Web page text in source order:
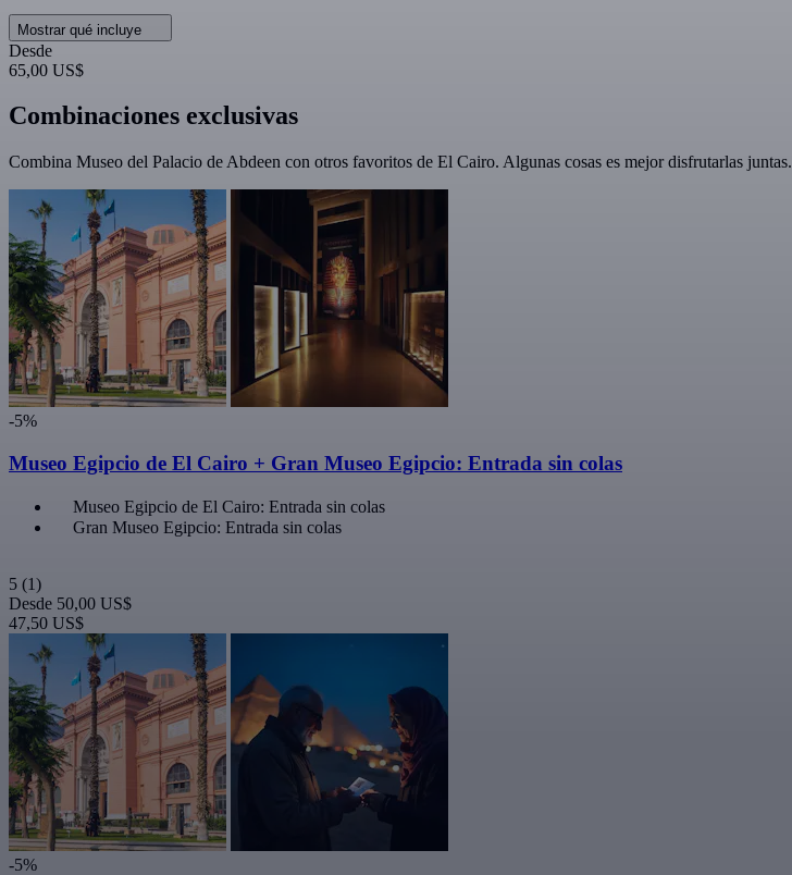
Mostrar qué incluye
Desde
65,00 US$
Combinaciones exclusivas
Combina Museo del Palacio de Abdeen con otros favoritos de El Cairo. Algunas cosas es mejor disfrutarlas juntas.
-5%
Museo Egipcio de El Cairo + Gran Museo Egipcio: Entrada sin colas
Museo Egipcio de El Cairo: Entrada sin colas
Gran Museo Egipcio: Entrada sin colas
5 (1)
Desde 50,00 US$
47,50 US$
-5%